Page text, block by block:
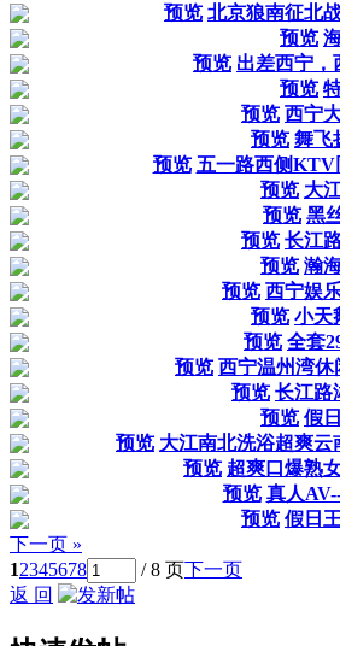
预览 北京狼南征北
预览
预览 出差西宁，
预览
预览 西宁
预览 舞飞
预览 五一路西侧KTV
预览 大
预览 黑
预览 长江
预览 瀚
预览 西宁娱
预览 小天
预览 全套
预览 西宁温州湾
预览 长江路
预览 假
预览 大江南北洗浴超爽
预览 超爽口爆熟
预览 真人
预览 假日
下一页 »
12345678 / 8 页下一页
返 回